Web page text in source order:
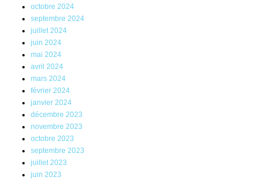
octobre 2024
septembre 2024
juillet 2024
juin 2024
mai 2024
avril 2024
mars 2024
février 2024
janvier 2024
décembre 2023
novembre 2023
octobre 2023
septembre 2023
juillet 2023
juin 2023